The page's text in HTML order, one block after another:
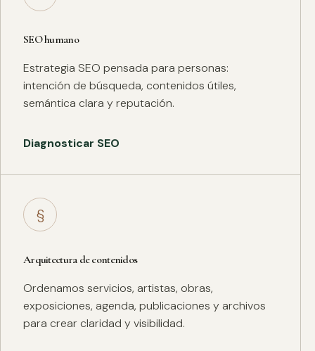
SEO humano
Estrategia SEO pensada para personas:
intención de búsqueda, contenidos útiles,
semántica clara y reputación.
Diagnosticar SEO
§
Arquitectura de contenidos
Ordenamos servicios, artistas, obras,
exposiciones, agenda, publicaciones y archivos
para crear claridad y visibilidad.